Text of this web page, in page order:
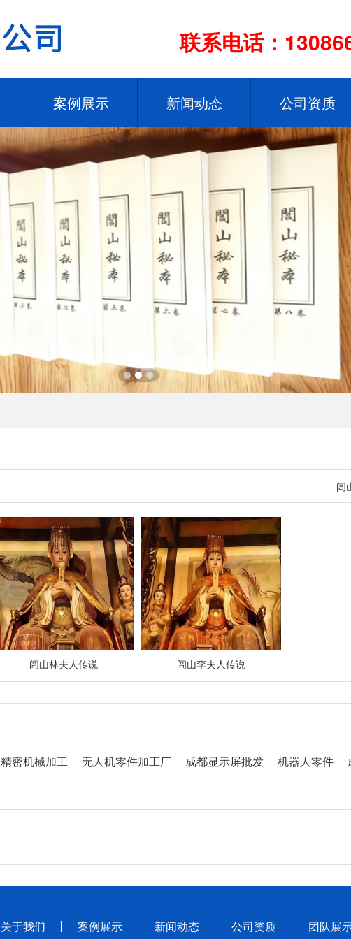
联系电话：
案例展示 新闻动态 公司资质
闾
闾山林夫人传说 闾山李夫人传说
精密机械加工 无人机零件加工厂 成都显示屏批发 机器人零件
关于我们 案例展示 新闻动态 公司资质 团队展